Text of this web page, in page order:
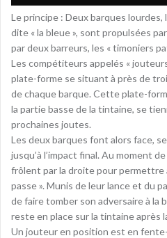
Le principe : Deux barques lourdes,
dite « la bleue », sont propulsées
par deux barreurs, les « timoniers
Les compétiteurs appelés «
plate-forme se situant à près de
de chaque barque. Cette plate-
la partie basse de la tintaine, se
prochaines joutes.
Les deux barques font alors face,
jusqu’à l’impact final. Au moment
frôlent par la droite pour permettre
passe ». Munis de leur lance et du
de faire tomber son adversaire à la
reste en place sur la tintaine après
Un jouteur en position est en